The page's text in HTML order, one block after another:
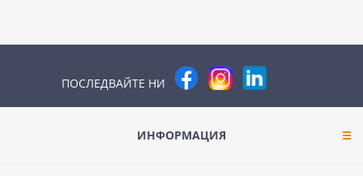
ПОСЛЕДВАЙТЕ НИ
ИНФОРМАЦИЯ